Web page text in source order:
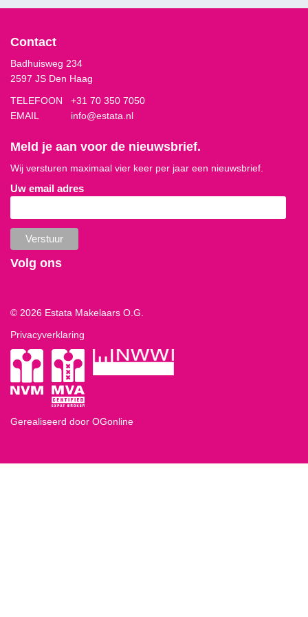
Contact
Badhuisweg 234
2597 JS Den Haag
TELEFOON +31 70 350 7050
EMAIL
info@estata.nl
Meld je aan voor de nieuwsbrief.
Wij versturen maximaal vier keer per jaar een nieuwsbrief.
Uw email adres
Volg ons
© 2026 Estata Makelaars O.G.
Privacyverklaring
Gerealiseerd door OGonline